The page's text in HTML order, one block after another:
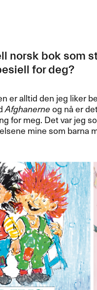
norsk bok som
for deg?​​
er alltid den jeg liker
Afghanerneog n​å er
for meg. Det var jeg
mine som barna